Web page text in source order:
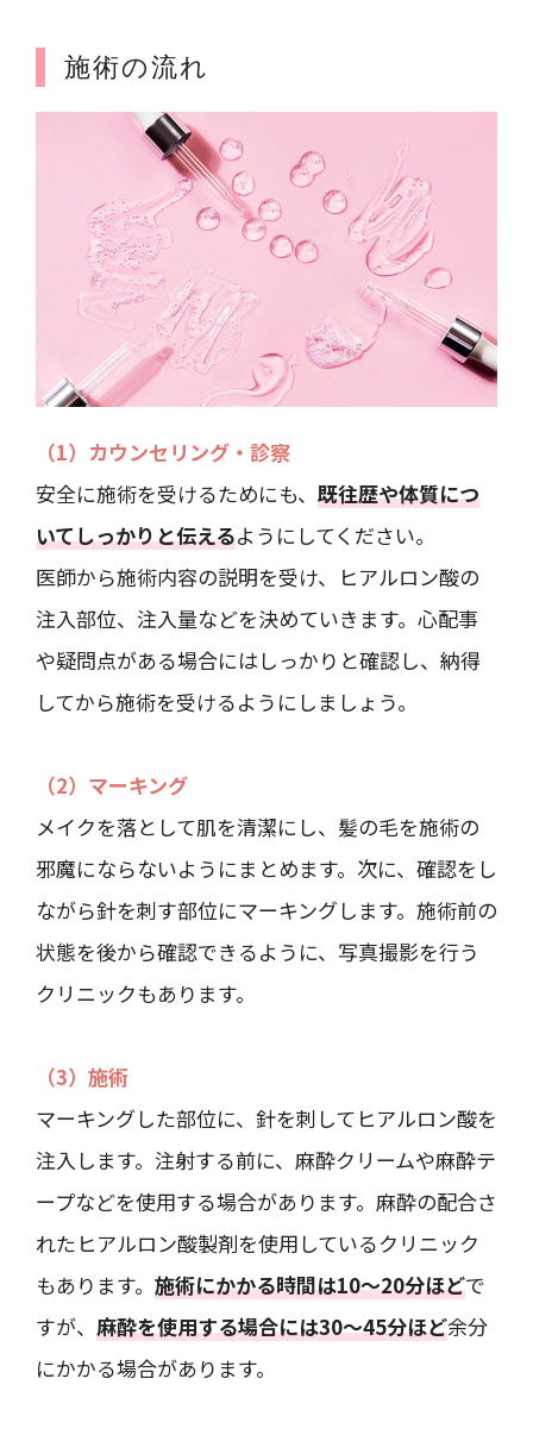
施術の流れ
（1）カウンセリング・診察
安全に施術を受けるためにも、 既往歴や体質につ
いてしっかりと伝えるようにしてください。
医師から施術内容の説明を受け、ヒアルロン酸の
注入部位、注入量などを決めていきます。心配事
や疑問点がある場合にはしっかりと確認し、納得
してから施術を受けるようにしましょう。
（2）マーキング
メイクを落として肌を清潔にし、髪の毛を施術の
邪魔にならないようにまとめます。次に、確認をし
ながら針を刺す部位にマーキングします。施術前の
状態を後から確認できるように、写真撮影を行う
クリニックもあります。
（3）施術
マーキングした部位に、針を刺してヒアルロン酸を
注入します。注射する前に、麻酔クリームや麻酔テ
ープなどを使用する場合があります。麻酔の配合さ
れたヒアルロン酸製剤を使用しているクリニック
もあります。 施術にかかる時間は10～20分ほどで
すが、 麻酔を使用する場合には30～45分ほど余分
にかかる場合があります。